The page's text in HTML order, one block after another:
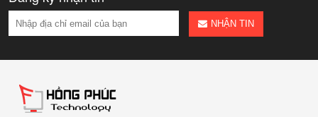
NHẬN TIN